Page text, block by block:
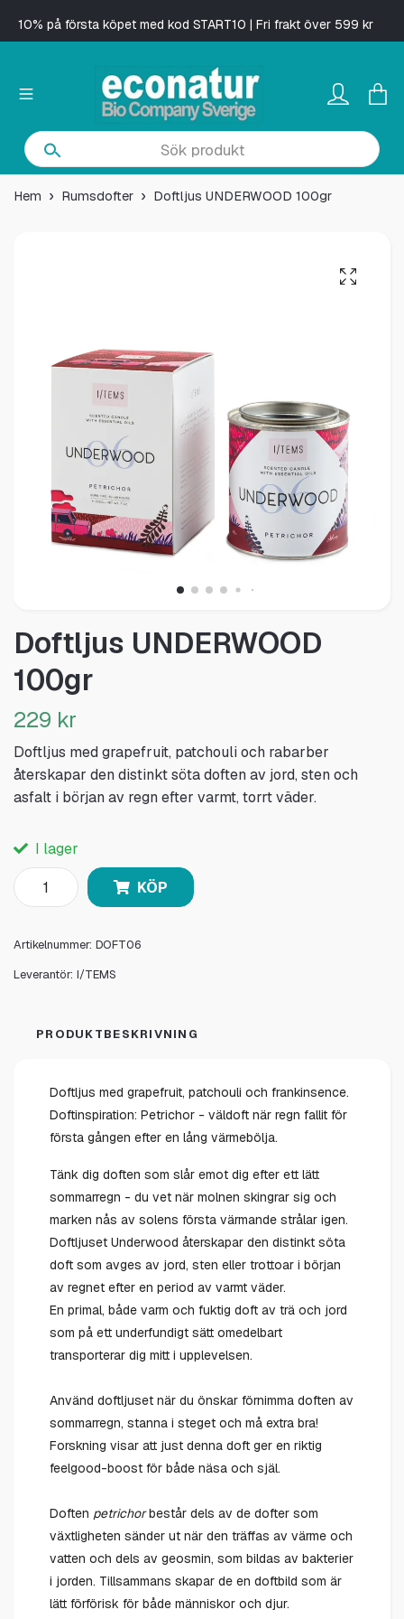
10% på första köpet med kod START10 | Fri frakt över 599 kr
Hem Rumsdofter Doftljus UNDERWOOD 100gr
Doftljus UNDERWOOD
100gr
229 kr
Doftljus med grapefruit, patchouli och rabarber
återskapar den distinkt söta doften av jord, sten och
asfalt i början av regn efter varmt, torrt väder.
I lager
KÖP
Artikelnummer: DOFT06
Leverantör: I/TEMS
PRODUKTBESKRIVNING
Doftljus med grapefruit, patchouli och frankinsence.
Doftinspiration: Petrichor - väldoft när regn fallit för
första gången efter en lång värmebölja.
Tänk dig doften som slår emot dig efter ett lätt
sommarregn - du vet när molnen skingrar sig och
marken nås av solens första värmande strålar igen.
Doftljuset Underwood återskapar den distinkt söta
doft som avges av jord, sten eller trottoar i början
av regnet efter en period av varmt väder.
En primal, både varm och fuktig doft av trä och jord
som på ett underfundigt sätt omedelbart
transporterar dig mitt i upplevelsen.
Använd doftljuset när du önskar förnimma doften av
sommarregn, stanna i steget och må extra bra!
Forskning visar att just denna doft ger en riktig
feelgood-boost för både näsa och själ.
Doften petrichorbestår dels av de dofter som
växtligheten sänder ut när den träffas av värme och
vatten och dels av geosmin, som bildas av bakterier
i jorden. Tillsammans skapar de en doftbild som är
lätt förförisk för både människor och djur.